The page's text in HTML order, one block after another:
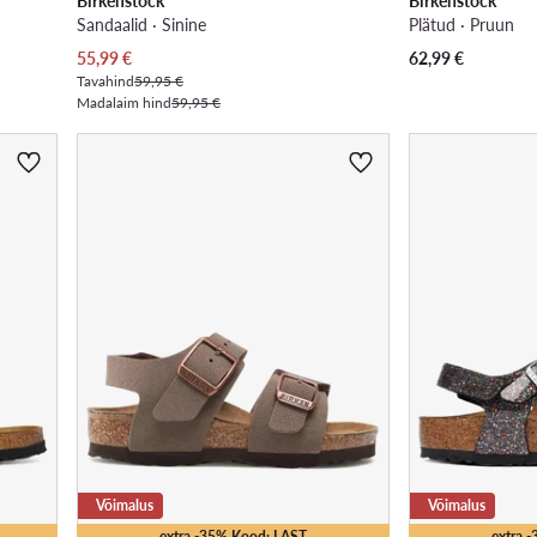
Sandaalid · Sinine
Praegune hind
55,99€
Tavahind59,95 €
Madalaim hind59,95 €
Plätud · Pruun
62,99€
Võimalus Võimalus